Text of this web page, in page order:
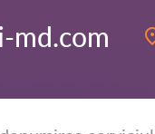
md.com